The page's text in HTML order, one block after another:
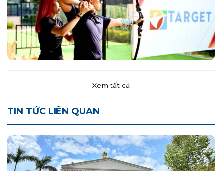
Xem tất cả
TIN TỨC LIÊN QUAN